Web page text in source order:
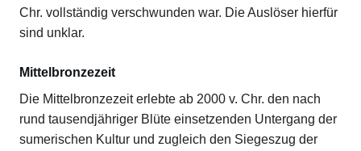
Chr. vollständig verschwunden war. Die Auslöser hierfür
sind unklar.
Mittelbronzezeit
Die Mittelbronzezeit erlebte ab 2000 v. Chr. den nach
rund tausendjähriger Blüte einsetzenden Untergang der
sumerischen Kultur und zugleich den Siegeszug der